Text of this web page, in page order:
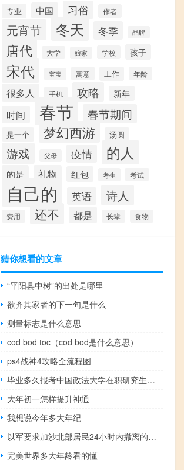
专业 中国 习俗 作者
元宵节 冬天 冬季 品牌
唐代 大学 娘家 学校 孩子
宋代 宝宝 寓意 工作 年龄
很多人 手机 攻略 新年
时间 春节 春节期间
是一个 梦幻西游 汤圆
游戏 父母 疫情 的人
的是 礼物 红包 考生 考试
自己的 英语 诗人
费用 还不 都是 长辈 食物
猜你想看的文章
“平阳县中树”的出处是哪里
欲齐其家者的下一句是什么
测量标志是什么意思
cod bod toc（cod bod是什么意思）
ps4战神4攻略全流程图
毕业多久报考中国政法大学在职研究生更合适
大年初一怎样提升神通
我想说今年多大年纪
以军要求加沙北部居民24小时内撤离的命令引发当地人恐慌
完美世界多大年龄看的懂